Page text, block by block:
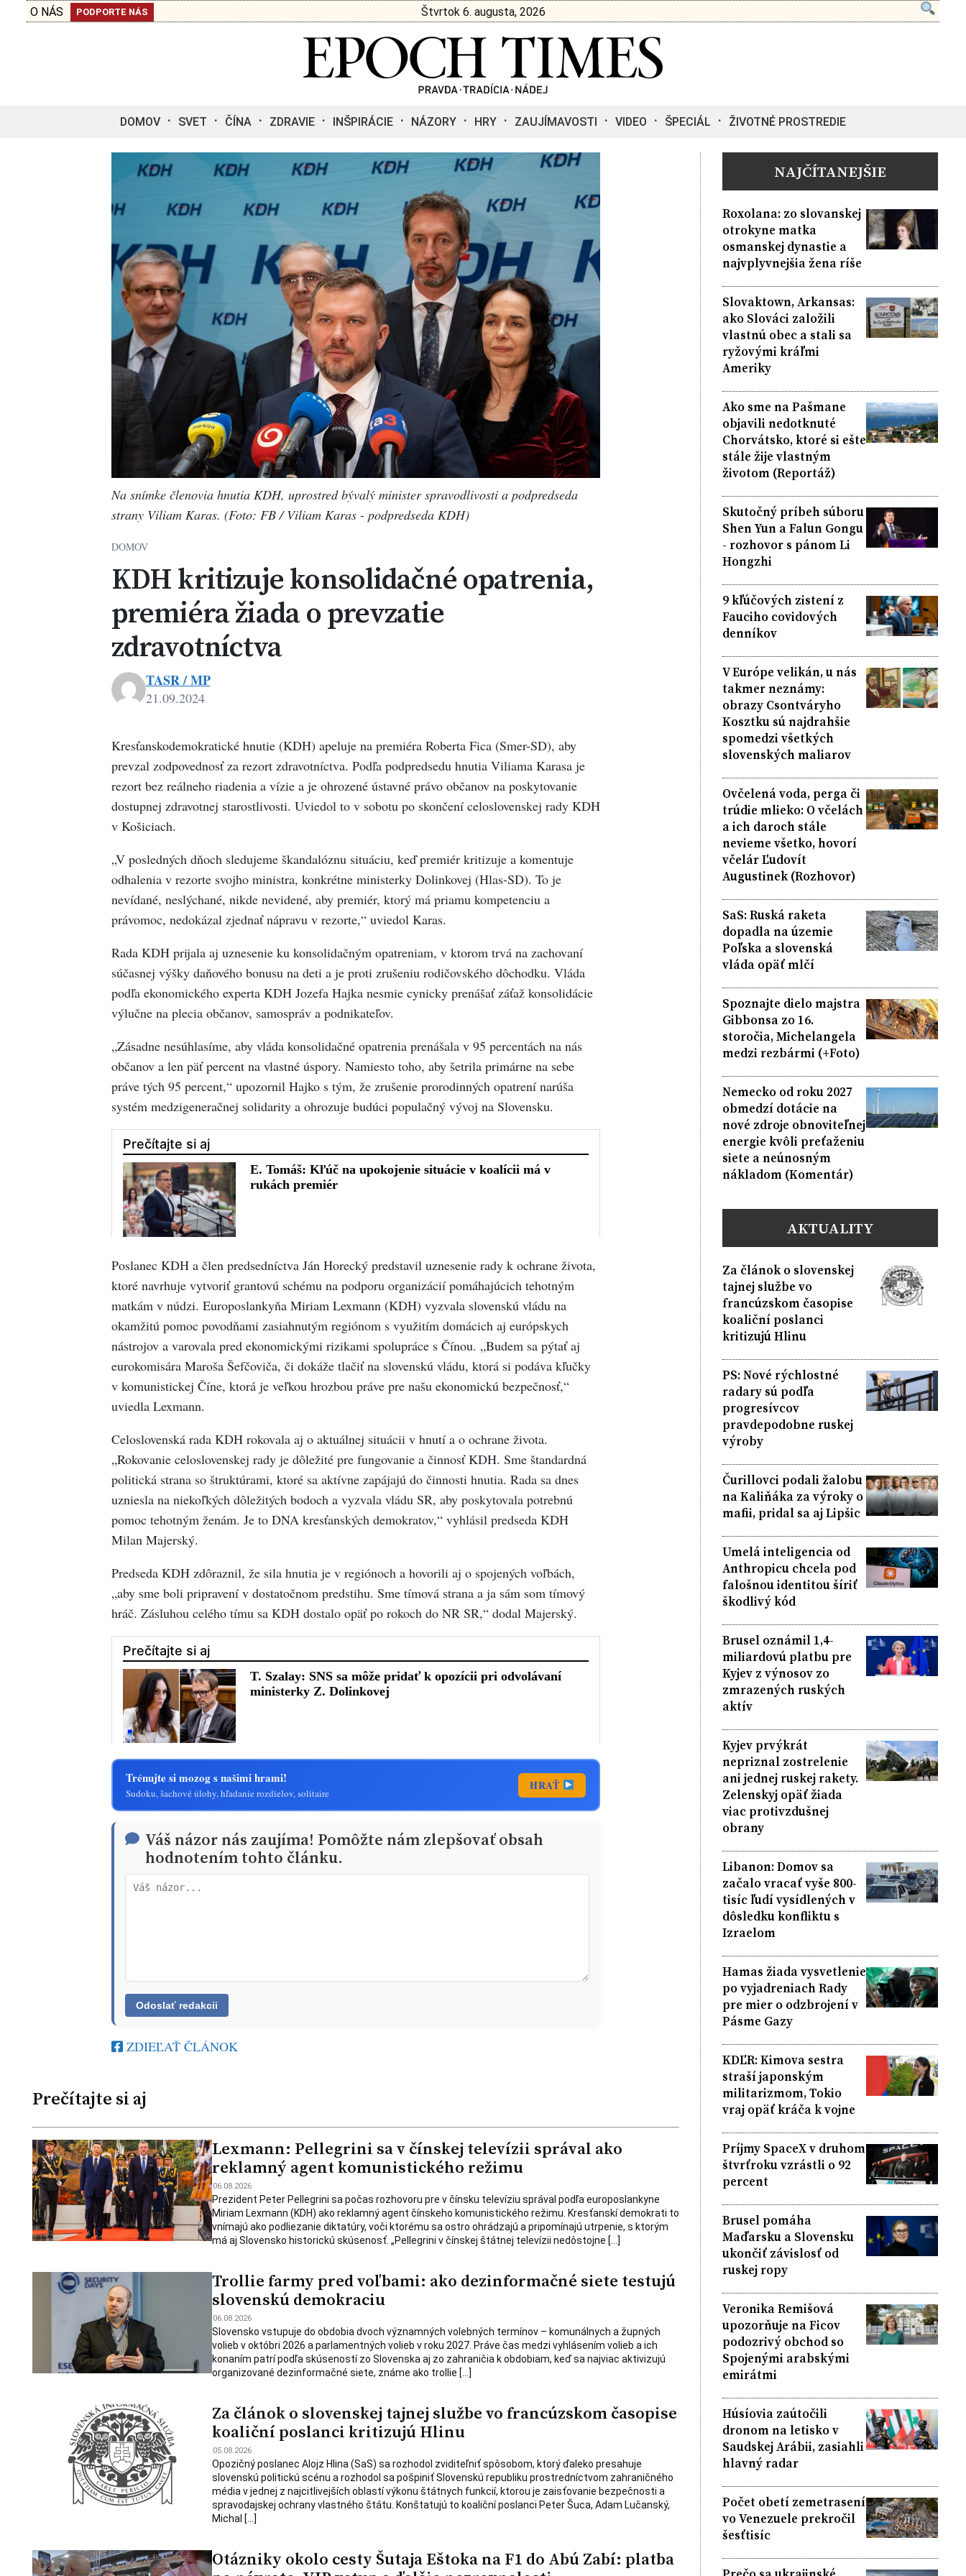
O NÁS PODPORTE NÁS Štvrtok 6. augusta, 2026
DOMOV SVET ČÍNA ZDRAVIE INŠPIRÁCIE NÁZORY HRY ZAUJÍMAVOSTI VIDEO ŠPECIÁL ŽIVOTNÉ PROSTREDIE
Na snímke členovia hnutia KDH, uprostred bývalý minister spravodlivosti a podpredseda
strany Viliam Karas. (Foto: FB / Viliam Karas - podpredseda KDH)
DOMOV
KDH kritizuje konsolidačné opatrenia,
premiéra žiada o prevzatie
zdravotníctva
TASR / MP
21.09.2024
Kresťanskodemokratické hnutie (KDH) apeluje na premiéra Roberta Fica (Smer-SD), aby
prevzal zodpovednosť za rezort zdravotníctva. Podľa podpredsedu hnutia Viliama Karasa je
rezort bez reálneho riadenia a vízie a je ohrozené ústavné právo občanov na poskytovanie
dostupnej zdravotnej starostlivosti. Uviedol to v sobotu po skončení celoslovenskej rady KDH
v Košiciach.
„V posledných dňoch sledujeme škandalóznu situáciu, keď premiér kritizuje a komentuje
odhalenia v rezorte svojho ministra, konkrétne ministerky Dolinkovej (Hlas-SD). To je
nevídané, neslýchané, nikde nevidené, aby premiér, ktorý má priamu kompetenciu a
právomoc, nedokázal zjednať nápravu v rezorte,“ uviedol Karas.
Rada KDH prijala aj uznesenie ku konsolidačným opatreniam, v ktorom trvá na zachovaní
súčasnej výšky daňového bonusu na deti a je proti zrušeniu rodičovského dôchodku. Vláda
podľa ekonomického experta KDH Jozefa Hajka nesmie cynicky prenášať záťaž konsolidácie
výlučne na plecia občanov, samospráv a podnikateľov.
„Zásadne nesúhlasíme, aby vláda konsolidačné opatrenia prenášala v 95 percentách na nás
občanov a len päť percent na vlastné úspory. Namiesto toho, aby šetrila primárne na sebe
práve tých 95 percent,“ upozornil Hajko s tým, že zrušenie prorodinných opatrení narúša
systém medzigeneračnej solidarity a ohrozuje budúci populačný vývoj na Slovensku.
Poslanec KDH a člen predsedníctva Ján Horecký predstavil uznesenie rady k ochrane života,
ktoré navrhuje vytvoriť grantovú schému na podporu organizácií pomáhajúcich tehotným
matkám v núdzi. Europoslankyňa Miriam Lexmann (KDH) vyzvala slovenskú vládu na
okamžitú pomoc povodňami zasiahnutým regiónom s využitím domácich aj európskych
nástrojov a varovala pred ekonomickými rizikami spolupráce s Čínou. „Budem sa pýtať aj
eurokomisára Maroša Šefčoviča, či dokáže tlačiť na slovenskú vládu, ktorá si podáva kľučky
v komunistickej Číne, ktorá je veľkou hrozbou práve pre našu ekonomickú bezpečnosť,“
uviedla Lexmann.
Celoslovenská rada KDH rokovala aj o aktuálnej situácii v hnutí a o ochrane života.
„Rokovanie celoslovenskej rady je dôležité pre fungovanie a činnosť KDH. Sme štandardná
politická strana so štruktúrami, ktoré sa aktívne zapájajú do činnosti hnutia. Rada sa dnes
uzniesla na niekoľkých dôležitých bodoch a vyzvala vládu SR, aby poskytovala potrebnú
pomoc tehotným ženám. Je to DNA kresťanských demokratov,“ vyhlásil predseda KDH
Milan Majerský.
Predseda KDH zdôraznil, že sila hnutia je v regiónoch a hovorili aj o spojených voľbách,
„aby sme boli pripravení v dostatočnom predstihu. Sme tímová strana a ja sám som tímový
hráč. Zásluhou celého tímu sa KDH dostalo opäť po rokoch do NR SR,“ dodal Majerský.
Trénujte si mozog s našimi hrami!
Sudoku, šachové úlohy, hľadanie rozdielov, solitaire
HRAŤ
Váš názor nás zaujíma! Pomôžte nám zlepšovať obsah
hodnotením tohto článku.
ZDIEĽAŤ ČLÁNOK
Prečítajte si aj
Lexmann: Pellegrini sa v čínskej televízii správal ako
reklamný agent komunistického režimu
06.08.2026
Prezident Peter Pellegrini sa počas rozhovoru pre v čínsku televíziu správal podľa europoslankyne
Miriam Lexmann (KDH) ako reklamný agent čínskeho komunistického režimu. Kresťanskí demokrati to
vnímajú ako podliezanie diktatúry, voči ktorému sa ostro ohrádzajú a pripomínajú utrpenie, s ktorým
má aj Slovensko historickú skúsenosť. „Pellegrini v čínskej štátnej televízii nedôstojne […]
Trollie farmy pred voľbami: ako dezinformačné siete testujú
slovenskú demokraciu
06.08.2026
Slovensko vstupuje do obdobia dvoch významných volebných termínov – komunálnych a župných
volieb v októbri 2026 a parlamentných volieb v roku 2027. Práve čas medzi vyhlásením volieb a ich
konaním patrí podľa skúseností zo Slovenska aj zo zahraničia k obdobiam, keď sa najviac aktivizujú
organizované dezinformačné siete, známe ako trollie […]
Za článok o slovenskej tajnej službe vo francúzskom časopise
koaliční poslanci kritizujú Hlinu
05.08.2026
Opozičný poslanec Alojz Hlina (SaS) sa rozhodol zviditeľniť spôsobom, ktorý ďaleko presahuje
slovenskú politickú scénu a rozhodol sa pošpiniť Slovenskú republiku prostredníctvom zahraničného
média v jednej z najcitlivejších oblastí výkonu štátnych funkcií, ktorou je zaisťovanie bezpečnosti a
spravodajskej ochrany vlastného štátu. Konštatujú to koaliční poslanci Peter Šuca, Adam Lučanský,
Michal […]
Otázniky okolo cesty Šutaja Eštoka na F1 do Abú Zabí: platba
NAJČÍTANEJŠIE
Roxolana: zo slovanskej
otrokyne matka
osmanskej dynastie a
najvplyvnejšia žena ríše
Slovaktown, Arkansas:
ako Slováci založili
vlastnú obec a stali sa
ryžovými kráľmi
Ameriky
Ako sme na Pašmane
objavili nedotknuté
Chorvátsko, ktoré si ešte
stále žije vlastným
životom (Reportáž)
Skutočný príbeh súboru
Shen Yun a Falun Gongu
- rozhovor s pánom Li
Hongzhi
9 kľúčových zistení z
Fauciho covidových
denníkov
V Európe velikán, u nás
takmer neznámy:
obrazy Csontváryho
Kosztku sú najdrahšie
spomedzi všetkých
slovenských maliarov
Ovčelená voda, perga či
trúdie mlieko: O včelách
a ich daroch stále
nevieme všetko, hovorí
včelár Ľudovít
Augustinek (Rozhovor)
SaS: Ruská raketa
dopadla na územie
Poľska a slovenská
vláda opäť mlčí
Spoznajte dielo majstra
Gibbonsa zo 16.
storočia, Michelangela
medzi rezbármi (+Foto)
Nemecko od roku 2027
obmedzí dotácie na
nové zdroje obnoviteľnej
energie kvôli preťaženiu
siete a neúnosným
nákladom (Komentár)
AKTUALITY
Za článok o slovenskej
tajnej službe vo
francúzskom časopise
koaliční poslanci
kritizujú Hlinu
PS: Nové rýchlostné
radary sú podľa
progresívcov
pravdepodobne ruskej
výroby
Čurillovci podali žalobu
na Kaliňáka za výroky o
mafii, pridal sa aj Lipšic
Umelá inteligencia od
Anthropicu chcela pod
falošnou identitou šíriť
škodlivý kód
Brusel oznámil 1,4-
miliardovú platbu pre
Kyjev z výnosov zo
zmrazených ruských
aktív
Kyjev prvýkrát
nepriznal zostrelenie
ani jednej ruskej rakety.
Zelenskyj opäť žiada
viac protivzdušnej
obrany
Libanon: Domov sa
začalo vracať vyše 800-
tisíc ľudí vysídlených v
dôsledku konfliktu s
Izraelom
Hamas žiada vysvetlenie
po vyjadreniach Rady
pre mier o odzbrojení v
Pásme Gazy
KDĽR: Kimova sestra
straší japonským
militarizmom, Tokio
vraj opäť kráča k vojne
Príjmy SpaceX v druhom
štvrťroku vzrástli o 92
percent
Brusel pomáha
Maďarsku a Slovensku
ukončiť závislosť od
ruskej ropy
Veronika Remišová
upozorňuje na Ficov
podozrivý obchod so
Spojenými arabskými
emirátmi
Húsíovia zaútočili
dronom na letisko v
Saudskej Arábii, zasiahli
hlavný radar
Počet obetí zemetrasení
vo Venezuele prekročil
šesťtisíc